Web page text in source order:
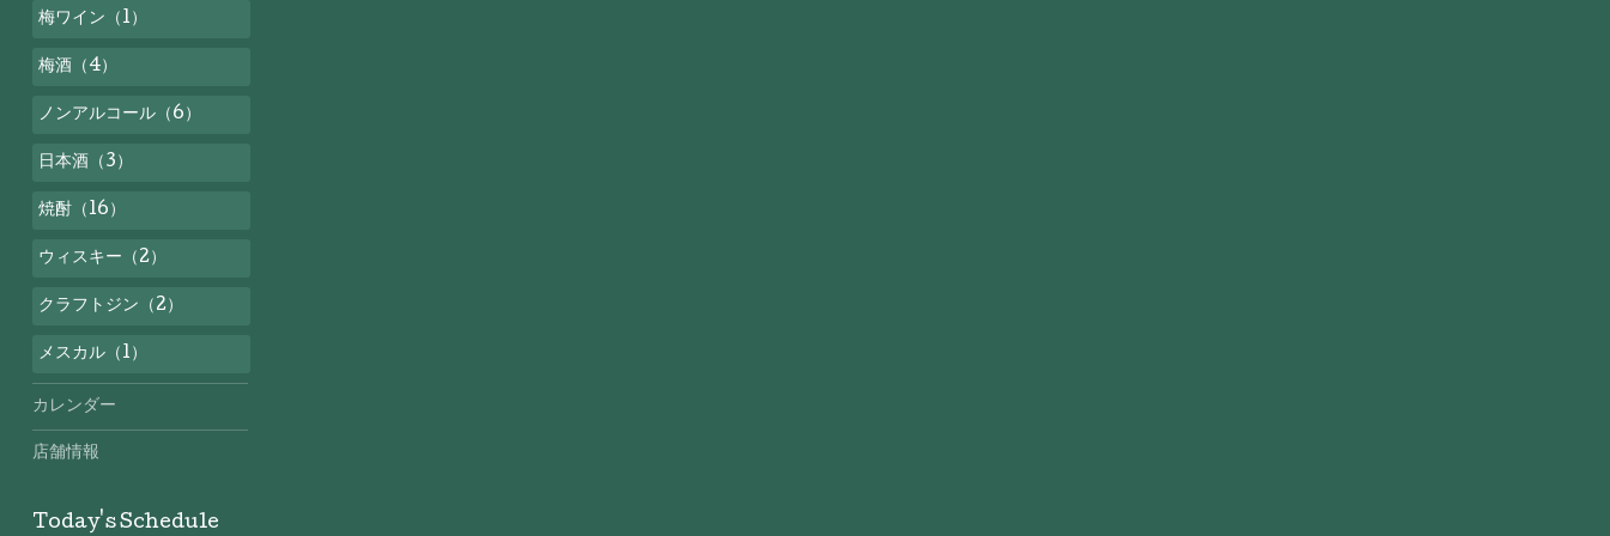
梅ワイン（1）
梅酒（4）
ノンアルコール（6）
日本酒（3）
焼酎（16）
ウィスキー（2）
クラフトジン（2）
メスカル（1）
カレンダー
店舗情報
Today's Schedule